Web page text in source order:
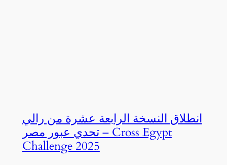
انطلاق النسخة الرابعة عشرة من رالي
تحدي عبور مصر – Cross Egypt
Challenge 2025